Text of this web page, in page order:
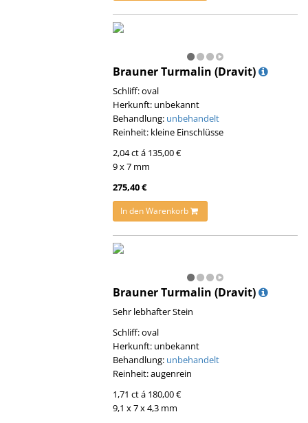
Brauner Turmalin (Dravit)
Schliff: oval
Herkunft: unbekannt
Behandlung: unbehandelt
Reinheit: kleine Einschlüsse
2,04 ct á 135,00 €
9 x 7 mm
275,40 €
In den Warenkorb
Brauner Turmalin (Dravit)
Sehr lebhafter Stein
Schliff: oval
Herkunft: unbekannt
Behandlung: unbehandelt
Reinheit: augenrein
1,71 ct á 180,00 €
9,1 x 7 x 4,3 mm